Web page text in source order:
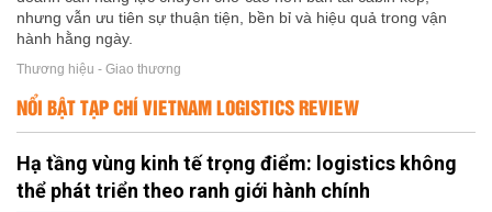
nhưng vẫn ưu tiên sự thuận tiện, bền bỉ và hiệu quả trong vận
hành hằng ngày.
Thương hiệu - Giao thương
NỔI BẬT TẠP CHÍ VIETNAM LOGISTICS REVIEW
Hạ tầng vùng kinh tế trọng điểm: logistics không
thể phát triển theo ranh giới hành chính